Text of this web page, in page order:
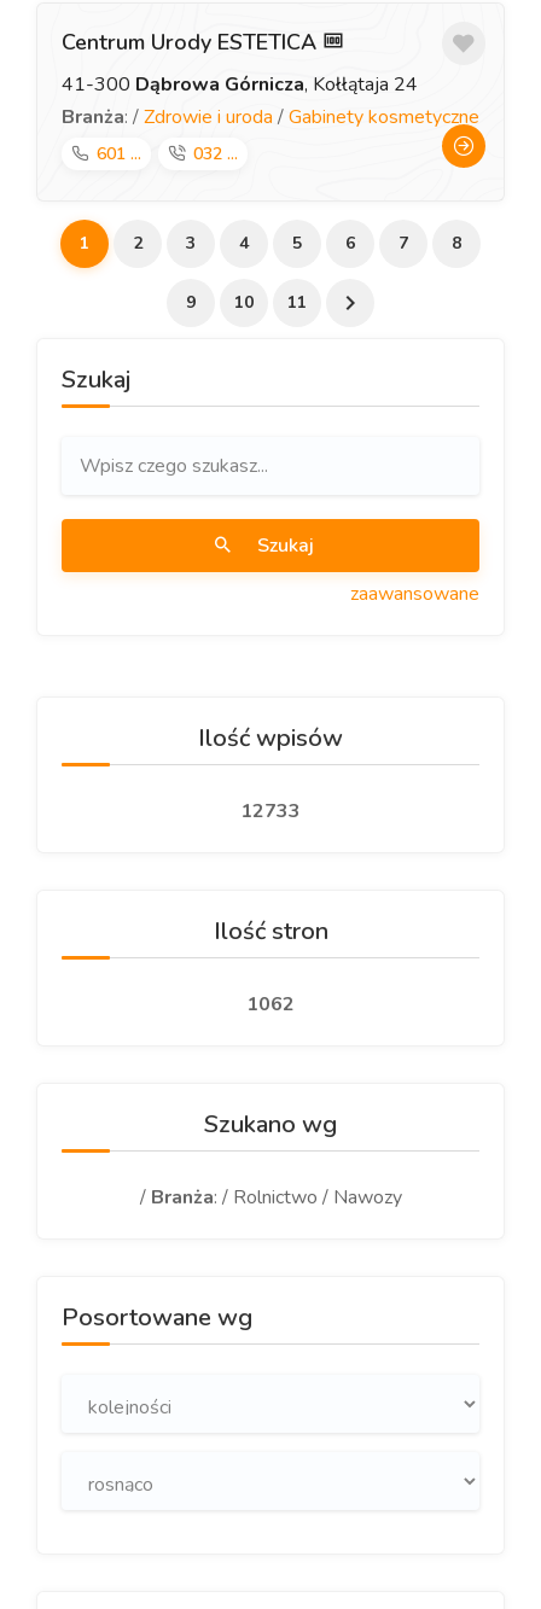
Centrum Urody ESTETICA
41-300 Dąbrowa Górnicza, Kołłątaja 24
Branża: /Zdrowie i uroda /Gabinety kosmetyczne
601 ... 032 ...
1 2 3 4 5 6 7 8
9 10 11
Szukaj
Szukaj
zaawansowane
Ilość wpisów
12733
Ilość stron
1062
Szukano wg
/ Branża: / Rolnictwo / Nawozy
Posortowane wg